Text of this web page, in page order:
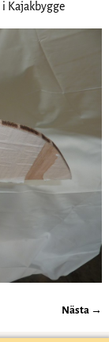
i Kajakbygge
Nästa →